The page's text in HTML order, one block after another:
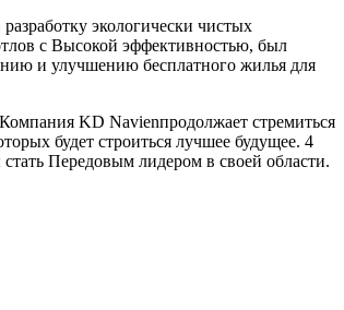
экологически чистых
с Высокой эффективностью, был
и улучшению бесплатного жилья для
KD Navienпродолжает стремиться
будет строиться лучшее будущее. 4
Передовым лидером в своей области.